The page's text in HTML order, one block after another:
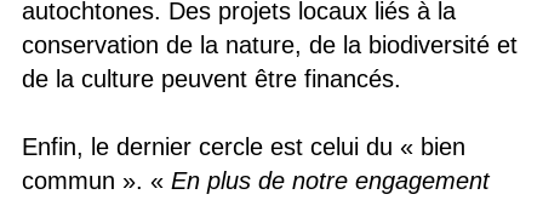
autochtones. Des projets locaux liés à la
conservation de la nature, de la biodiversité et
de la culture peuvent être financés.
Enfin, le dernier cercle est celui du « bien
commun ». « En plus de notre engagement